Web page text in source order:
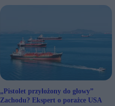
„Pistolet przyłożony do głowy”
Zachodu? Ekspert o porażce USA